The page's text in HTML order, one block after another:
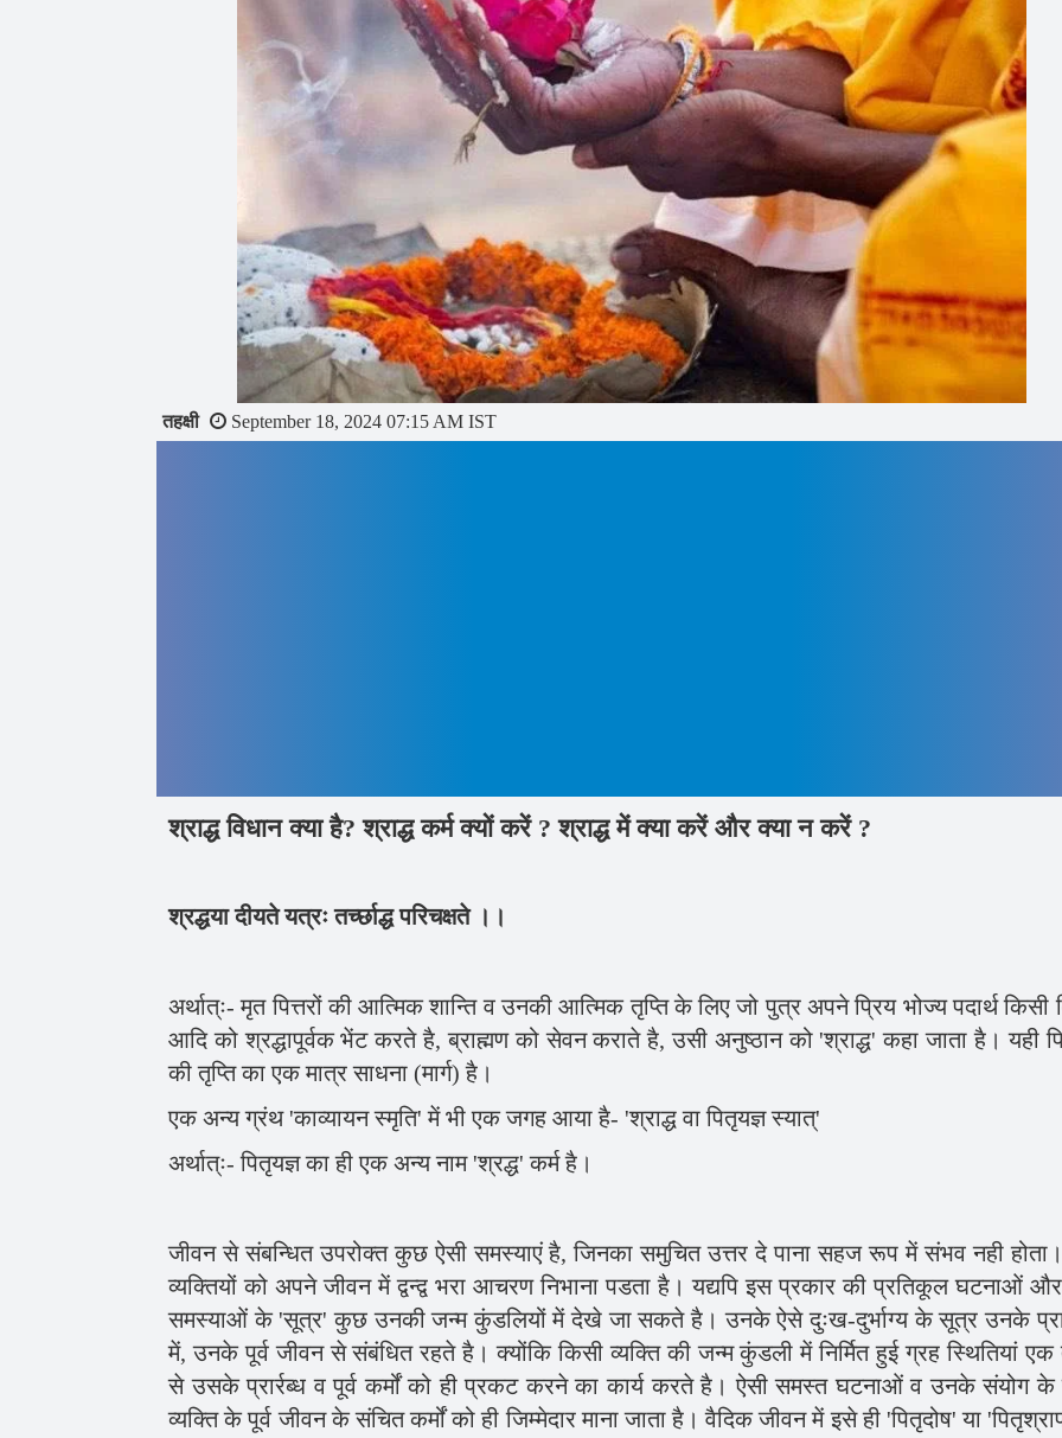
तहक्षी September 18, 2024 07:15 AM IST
श्राद्ध विधान क्या है? श्राद्ध कर्म क्यों करें ? श्राद्ध में क्या करें और क्या न करें ?
श्रद्धया दीयते यत्रः तर्च्छाद्ध परिचक्षते ।।
अर्थात्ः- मृत पित्तरों की आत्मिक शान्ति व उनकी आत्मिक तृप्ति के लिए जो पुत्र अपने प्रिय भोज्य पदार्थ किसी
आदि को श्रद्धापूर्वक भेंट करते है, ब्राह्मण को सेवन कराते है, उसी अनुष्ठान को 'श्राद्ध' कहा जाता है। यही
की तृप्ति का एक मात्र साधना (मार्ग) है।
एक अन्य ग्रंथ 'काव्यायन स्मृति' में भी एक जगह आया है- 'श्राद्ध वा पितृयज्ञ स्यात्'
अर्थात्ः- पितृयज्ञ का ही एक अन्य नाम 'श्रद्ध' कर्म है।
जीवन से संबन्धित उपरोक्त कुछ ऐसी समस्याएं है, जिनका समुचित उत्तर दे पाना सहज रूप में संभव नही
व्यक्तियों को अपने जीवन में द्वन्द्व भरा आचरण निभाना पडता है। यद्यपि इस प्रकार की प्रतिकूल घटनाओं
समस्याओं के 'सूत्र' कुछ उनकी जन्म कुंडलियों में देखे जा सकते है। उनके ऐसे दुःख-दुर्भाग्य के सूत्र उनके
में, उनके पूर्व जीवन से संबंधित रहते है। क्योंकि किसी व्यक्ति की जन्म कुंडली में निर्मित हुई ग्रह स्थितियां एक
से उसके प्रार्रब्ध व पूर्व कर्मों को ही प्रकट करने का कार्य करते है। ऐसी समस्त घटनाओं व उनके संयोग के
व्यक्ति के पूर्व जीवन के संचित कर्मों को ही जिम्मेदार माना जाता है। वैदिक जीवन में इसे ही 'पितृदोष' या